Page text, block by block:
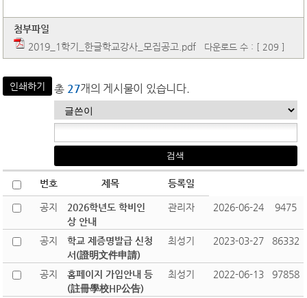
첨부파일
2019_1학기_한글학교강사_모집공고.pdf 다운로드 수 : [ 209 ]
인쇄하기 총 27개의 게시물이 있습니다.
번호 제목 등록일
공지
2026학년도 학비인
상 안내
관리자 2026-06-24 9475
공지
학교 제증명발급 신청
서(證明文件申請)
최성기 2023-03-27 86332
공지
홈페이지 가입안내 등
(註冊學校HP公告)
최성기 2022-06-13 97858